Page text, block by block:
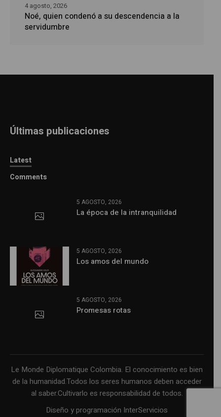
Noé, quien condenó a su descendencia a la
servidumbre
4 agosto, 2026
Últimas publicaciones
Latest
Comments
5 AGOSTO, 2026
La época de la intranquilidad
5 AGOSTO, 2026
Los amos del mundo
5 AGOSTO, 2026
Promesas rotas
Le Monde Diplomatique Colombia. El conocimiento es bien
de la humanidad.Todos los seres humanos deben acceder
al saber.Cultivarlo es responsabilidad de todos.
Diseño y programación InterServicios